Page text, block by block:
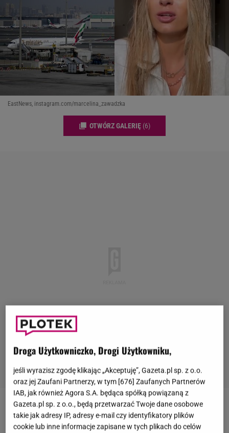
EastNews, instagram.com/marcelina_zawadzka
OTWÓRZ GALERIĘ (6)
Marcelina Zawadzka, która od jakiegoś czasu
mieszka w Dubaju, na własne oczy doświadcza
Droga Użytkowniczko, Drogi Użytkowniku,
jeśli wyrazisz zgodę klikając „Akceptuję”, Gazeta.pl sp. z o.o.
oraz jej Zaufani Partnerzy, w tym [676] Zaufanych Partnerów
IAB, jak również Agora S.A. będąca spółką powiązaną z
Gazeta.pl sp. z o.o., będą przetwarzać Twoje dane osobowe
takie jak adresy IP, adresy e-mail czy identyfikatory plików
cookie lub inne informacje zapisane w tych plikach do celów